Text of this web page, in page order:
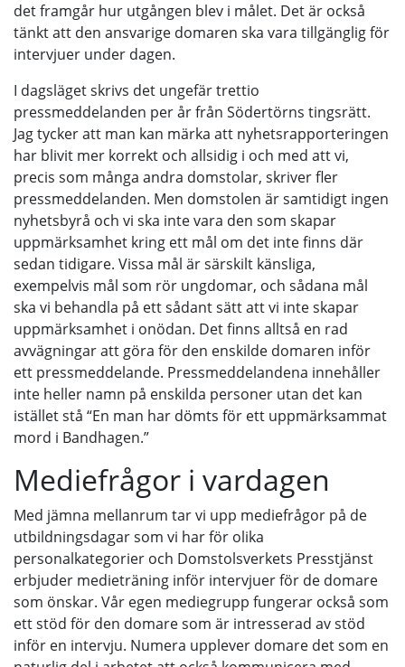
det framgår hur utgången blev i målet. Det är också
tänkt att den ansvarige domaren ska vara tillgänglig för
intervjuer under dagen.
I dagsläget skrivs det ungefär trettio
pressmeddelanden per år från Södertörns tingsrätt.
Jag tycker att man kan märka att nyhetsrapporteringen
har blivit mer korrekt och allsidig i och med att vi,
precis som många andra domstolar, skriver fler
pressmeddelanden. Men domstolen är samtidigt ingen
nyhetsbyrå och vi ska inte vara den som skapar
uppmärksamhet kring ett mål om det inte finns där
sedan tidigare. Vissa mål är särskilt känsliga,
exempelvis mål som rör ungdomar, och sådana mål
ska vi behandla på ett sådant sätt att vi inte skapar
uppmärksamhet i onödan. Det finns alltså en rad
avvägningar att göra för den enskilde domaren inför
ett pressmeddelande. Pressmeddelandena innehåller
inte heller namn på enskilda personer utan det kan
istället stå “En man har dömts för ett uppmärksammat
mord i Bandhagen.”
Mediefrågor i vardagen
Med jämna mellanrum tar vi upp mediefrågor på de
utbildningsdagar som vi har för olika
personalkategorier och Domstolsverkets Presstjänst
erbjuder medieträning inför intervjuer för de domare
som önskar. Vår egen mediegrupp fungerar också som
ett stöd för den domare som är intresserad av stöd
inför en intervju. Numera upplever domare det som en